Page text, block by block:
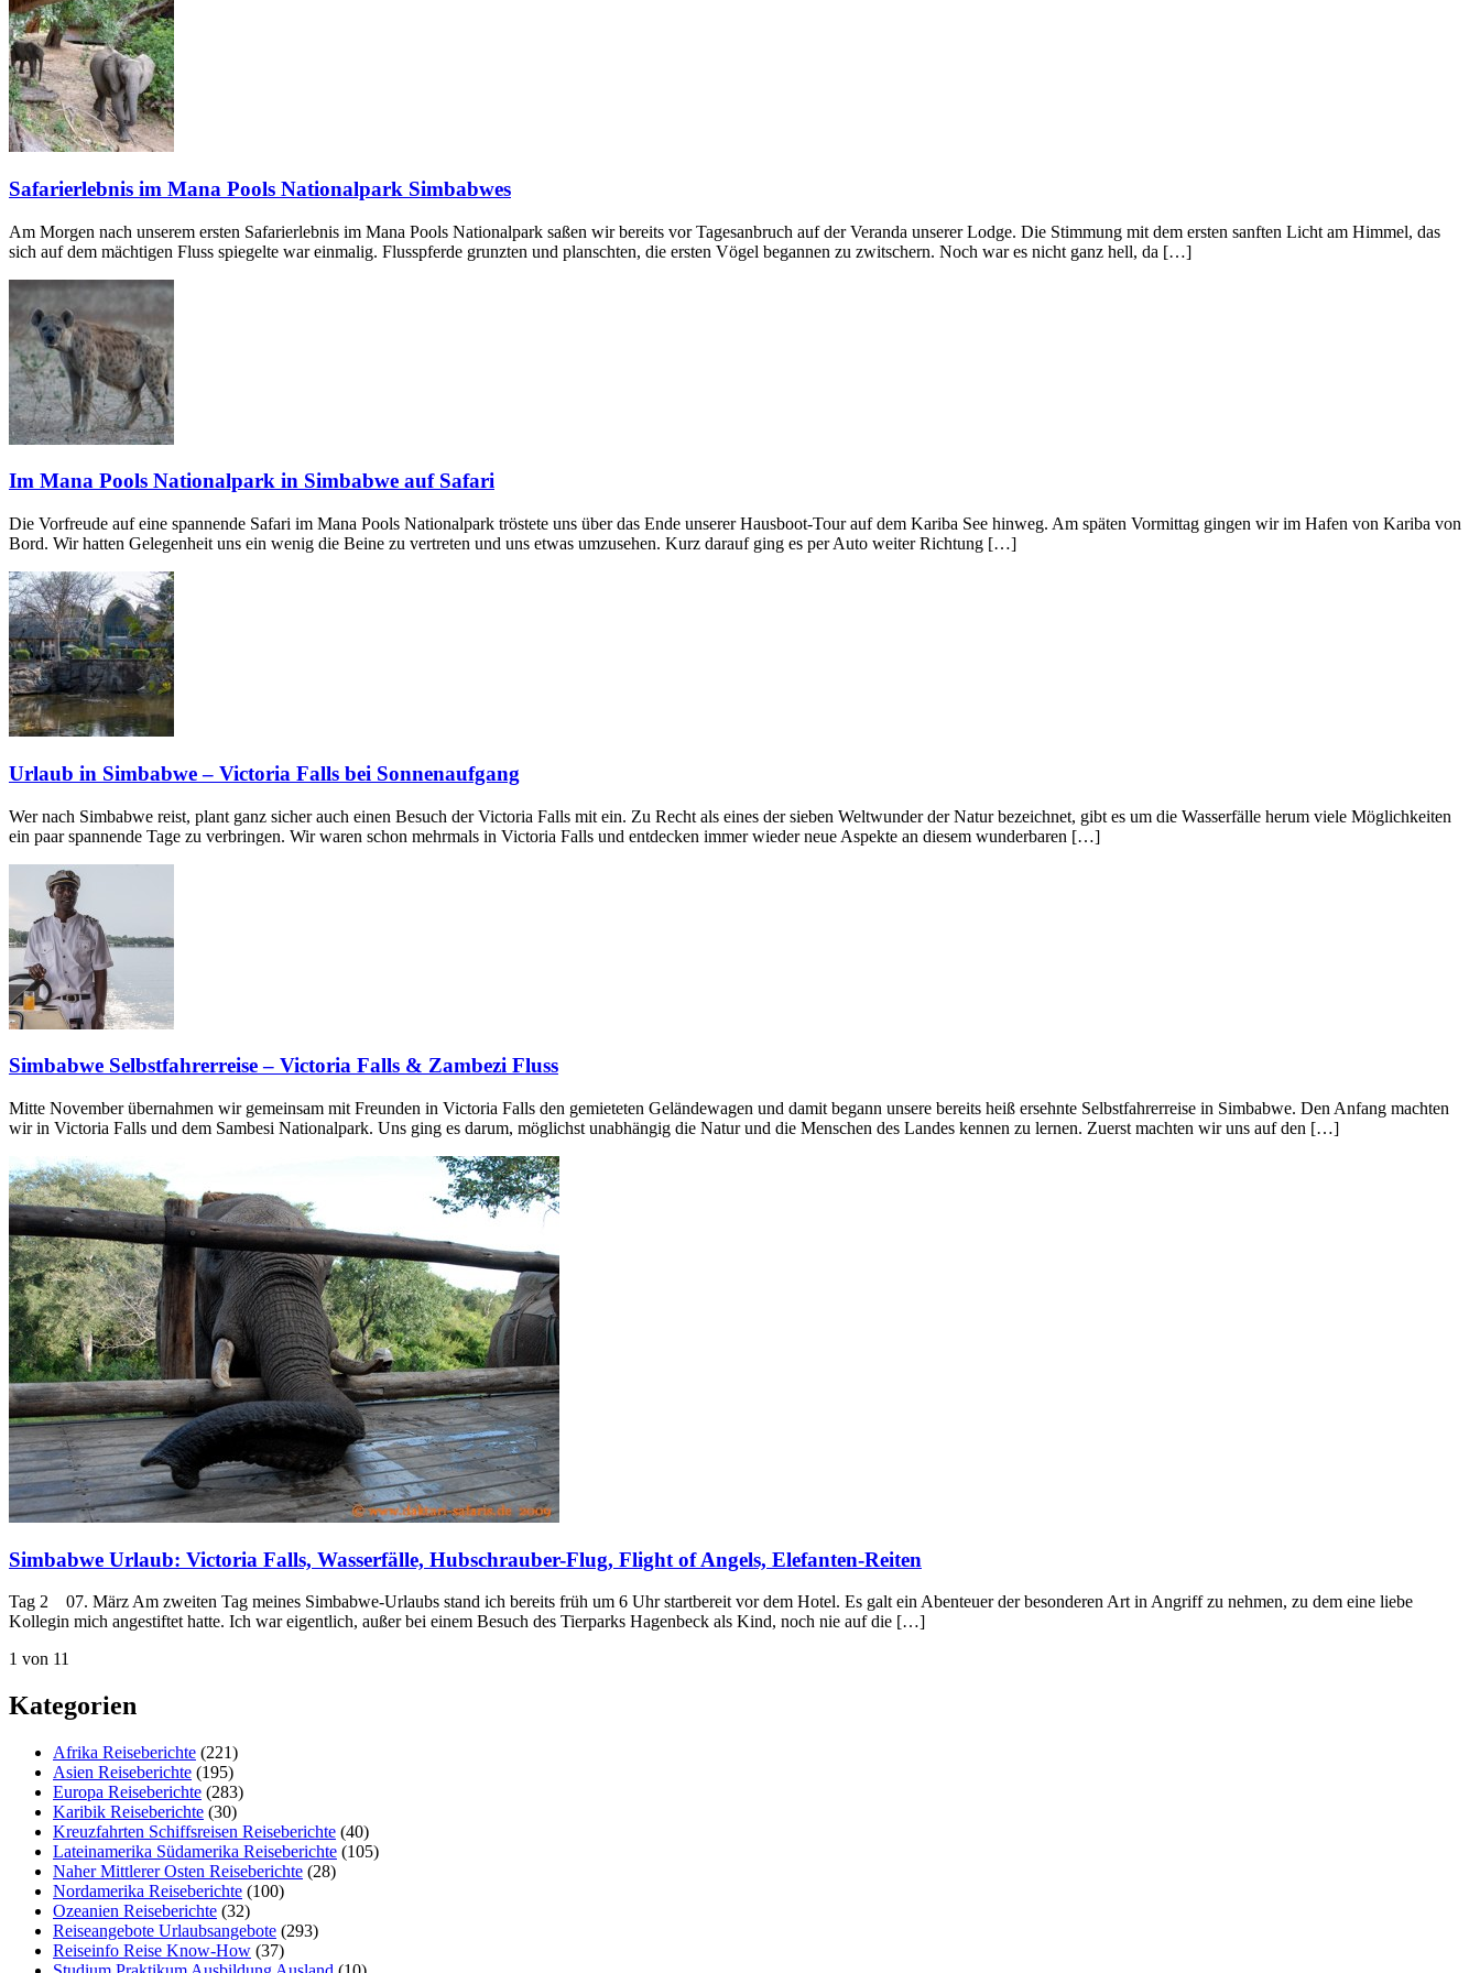
Safarierlebnis im Mana Pools Nationalpark Simbabwes
Am Morgen nach unserem ersten Safarierlebnis im Mana Pools Nationalpark saßen wir bereits vor Tagesanbruch auf der Veranda unserer Lodge. Die Stimmung mit dem ersten sanften Licht am Himmel, das
sich auf dem mächtigen Fluss spiegelte war einmalig. Flusspferde grunzten und planschten, die ersten Vögel begannen zu zwitschern. Noch war es nicht ganz hell, da […]
Im Mana Pools Nationalpark in Simbabwe auf Safari
Die Vorfreude auf eine spannende Safari im Mana Pools Nationalpark tröstete uns über das Ende unserer Hausboot-Tour auf dem Kariba See hinweg. Am späten Vormittag gingen wir im Hafen von Kariba von
Bord. Wir hatten Gelegenheit uns ein wenig die Beine zu vertreten und uns etwas umzusehen. Kurz darauf ging es per Auto weiter Richtung […]
Urlaub in Simbabwe – Victoria Falls bei Sonnenaufgang
Wer nach Simbabwe reist, plant ganz sicher auch einen Besuch der Victoria Falls mit ein. Zu Recht als eines der sieben Weltwunder der Natur bezeichnet, gibt es um die Wasserfälle herum viele Möglichkeiten
ein paar spannende Tage zu verbringen. Wir waren schon mehrmals in Victoria Falls und entdecken immer wieder neue Aspekte an diesem wunderbaren […]
Simbabwe Selbstfahrerreise – Victoria Falls & Zambezi Fluss
Mitte November übernahmen wir gemeinsam mit Freunden in Victoria Falls den gemieteten Geländewagen und damit begann unsere bereits heiß ersehnte Selbstfahrerreise in Simbabwe. Den Anfang machten
wir in Victoria Falls und dem Sambesi Nationalpark. Uns ging es darum, möglichst unabhängig die Natur und die Menschen des Landes kennen zu lernen. Zuerst machten wir uns auf den […]
Simbabwe Urlaub: Victoria Falls, Wasserfälle, Hubschrauber-Flug, Flight of Angels, Elefanten-Reiten
Tag 2 07. März Am zweiten Tag meines Simbabwe-Urlaubs stand ich bereits früh um 6 Uhr startbereit vor dem Hotel. Es galt ein Abenteuer der besonderen Art in Angriff zu nehmen, zu dem eine liebe
Kollegin mich angestiftet hatte. Ich war eigentlich, außer bei einem Besuch des Tierparks Hagenbeck als Kind, noch nie auf die […]
1 von 11
Kategorien
Afrika Reiseberichte (221)
Asien Reiseberichte (195)
Europa Reiseberichte (283)
Karibik Reiseberichte (30)
Kreuzfahrten Schiffsreisen Reiseberichte (40)
Lateinamerika Südamerika Reiseberichte (105)
Naher Mittlerer Osten Reiseberichte (28)
Nordamerika Reiseberichte (100)
Ozeanien Reiseberichte (32)
Reiseangebote Urlaubsangebote (293)
Reiseinfo Reise Know-How (37)